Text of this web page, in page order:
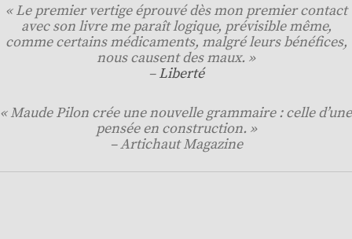
« Le premier vertige éprouvé dès mon premier contact
avec son livre me paraît logique, prévisible même,
comme certains médicaments, malgré leurs bénéfices,
nous causent des maux. »
–Liberté
« Maude Pilon crée une nouvelle grammaire : celle d’une
pensée en construction. »
– Artichaut Magazine